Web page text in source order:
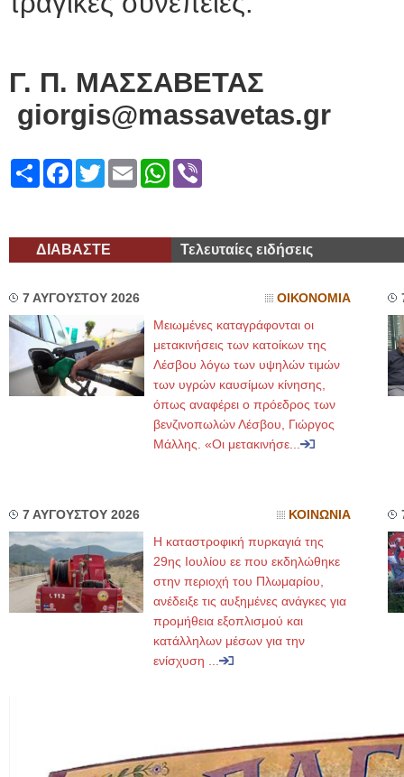
Γ. Π. ΜΑΣΣΑΒΕΤΑΣ
giorgis@massavetas.gr
ShareFacebook
TwitterEmailWhatsApp
ΔΙΑΒΑΣΤΕ Τελευταίες ειδήσεις
7 ΑΥΓΟΥΣΤΟΥ 2026 ΟΙΚΟΝΟΜΙΑ
Μειωμένες καταγράφονται οι
μετακινήσεις των κατοίκων της
Λέσβου λόγω των υψηλών τιμών
των υγρών καυσίμων κίνησης,
όπως αναφέρει ο πρόεδρος των
βενζινοπωλών Λέσβου, Γιώργος
Μάλλης. «Οι μετακινήσε...
7 ΑΥΓΟΥΣΤΟΥ 2026 ΚΟΙΝΩΝΙΑ
Η καταστροφική πυρκαγιά της
29ης Ιουλίου εε που εκδηλώθηκε
στην περιοχή του Πλωμαρίου,
ανέδειξε τις αυξημένες ανάγκες για
προμήθεια εξοπλισμού και
κατάλληλων μέσων για την
ενίσχυση ...